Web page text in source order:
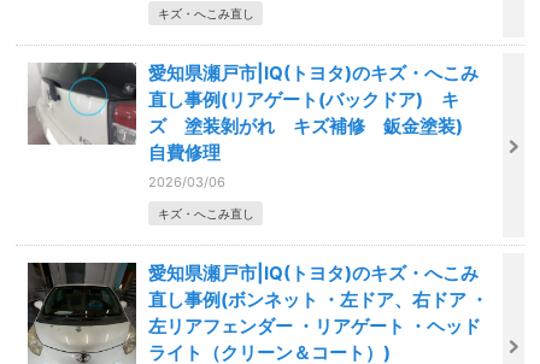
キズ・へこみ直し
愛知県瀬戸市|IQ(トヨタ)のキズ・へこみ
直し事例(リアゲート(バックドア) キ
ズ 塗装剝がれ キズ補修 鈑金塗装)
自費修理
2026/03/06
キズ・へこみ直し
愛知県瀬戸市|IQ(トヨタ)のキズ・へこみ
直し事例(ボンネット ・左ドア、右ドア ・
左リアフェンダー ・リアゲート ・ヘッド
ライト（クリーン＆コート）)